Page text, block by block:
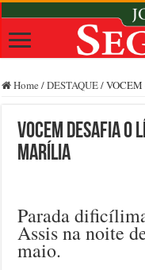
Home /DESTAQUE/
VOCEM desafia
Marília
Parada
Assis na noite
maio.